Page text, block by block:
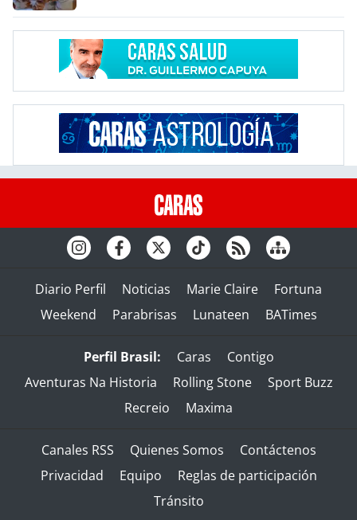
Diario Perfil Noticias Marie Claire
Fortuna
Weekend
Parabrisas Lunateen BATimes
Perfil Brasil: Caras
Contigo
Aventuras Na Historia
Rolling Stone
Sport Buzz
Recreio
Maxima
Canales RSS Quienes Somos
Contáctenos
Privacidad
Equipo
Reglas de participación
Tránsito